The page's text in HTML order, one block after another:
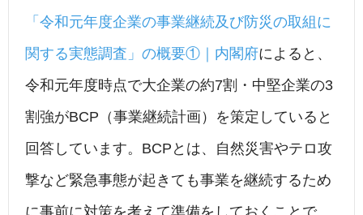
「令和元年度企業の事業継続及び防災の取組に
関する実態調査」の概要①｜内閣府によると、
令和元年度時点で大企業の約7割・中堅企業の3
割強がBCP（事業継続計画）を策定していると
回答しています。BCPとは、自然災害やテロ攻
撃など緊急事態が起きても事業を継続するため